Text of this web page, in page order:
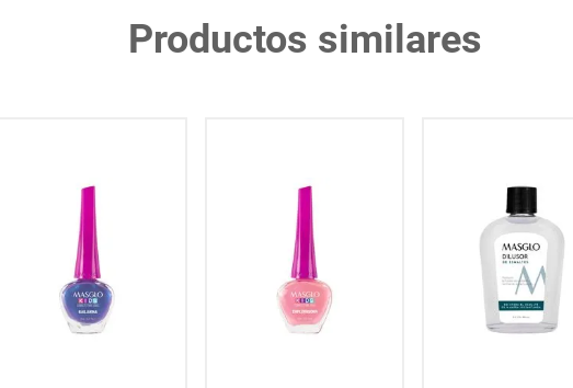
Productos similares